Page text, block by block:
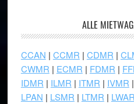
ALLE
CCAN | CCMR | CDMR |
CWMR | ECMR | FDMR |
IDMR | ILMR | ITMR | IVMR |
LPAN | LSMR | LTMR | LWAR